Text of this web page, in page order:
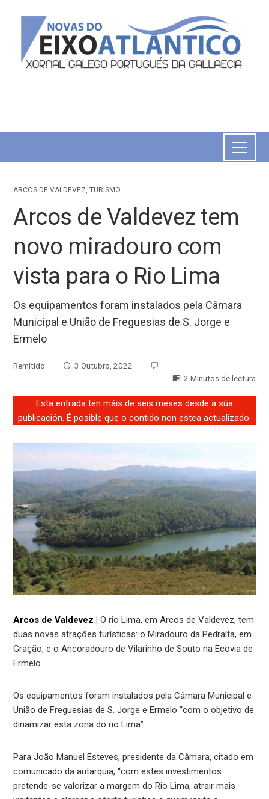
ARCOS DE VALDEVEZ,TURISMO
Arcos de Valdevez tem
novo miradouro com
vista para o Rio Lima
Os equipamentos foram instalados pela Câmara
Municipal e União de Freguesias de S. Jorge e
Ermelo
Remitido
3 Outubro, 2022
2 Minutos de lectura
Esta entrada ten máis de seis meses desde a súa
publicación. É posible que o contido non estea actualizado.
Arcos de Valdevez | O rio Lima, em Arcos de Valdevez, tem
duas novas atrações turísticas: o Miradouro da Pedralta, em
Gração, e o Ancoradouro de Vilarinho de Souto na Ecovia de
Ermelo.
Os equipamentos foram instalados pela Câmara Municipal e
União de Freguesias de S. Jorge e Ermelo “com o objetivo de
dinamizar esta zona do rio Lima”.
Para João Manuel Esteves, presidente da Câmara, citado em
comunicado da autarquia, “com estes investimentos
pretende-se valorizar a margem do Rio Lima, atrair mais